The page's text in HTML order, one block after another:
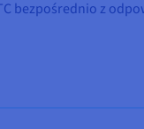
bezpośrednio z